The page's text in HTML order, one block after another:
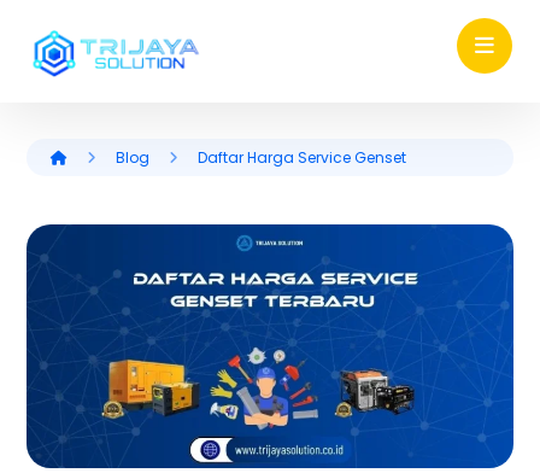
Blog Daftar Harga Service Genset